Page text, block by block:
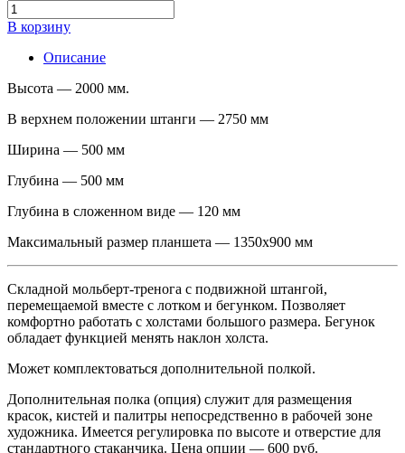
В корзину
Описание
Высота — 2000 мм.
В верхнем положении штанги — 2750 мм
Ширина — 500 мм
Глубина — 500 мм
Глубина в сложенном виде — 120 мм
Максимальный размер планшета — 1350x900 мм
Складной мольберт-тренога с подвижной штангой,
перемещаемой вместе с лотком и бегунком. Позволяет
комфортно работать с холстами большого размера. Бегунок
обладает функцией менять наклон холста.
Может комплектоваться дополнительной полкой.
Дополнительная полка (опция) служит для размещения
красок, кистей и палитры непосредственно в рабочей зоне
художника. Имеется регулировка по высоте и отверстие для
стандартного стаканчика. Цена опции — 600 руб.